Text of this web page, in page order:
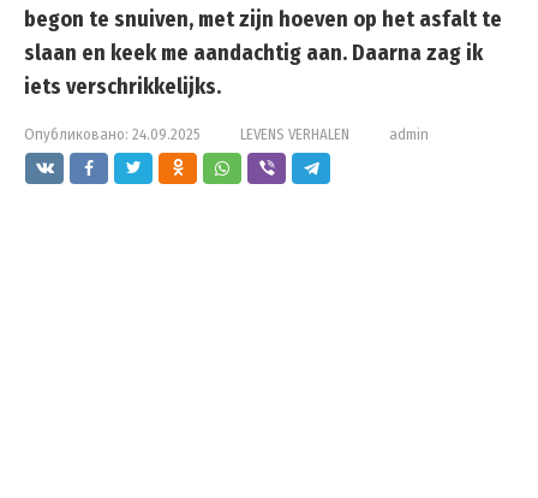
begon te snuiven, met zijn hoeven op het asfalt te
slaan en keek me aandachtig aan. Daarna zag ik
iets verschrikkelijks.
Опубликовано: 24.09.2025 LEVENS VERHALEN admin